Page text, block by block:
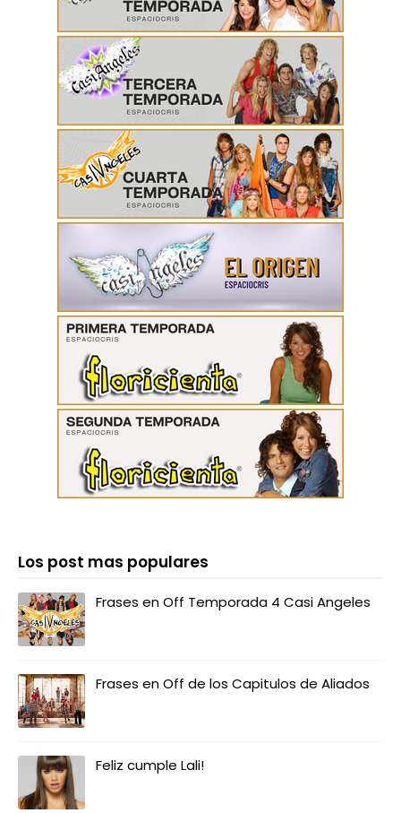
Los post mas populares
Frases en Off Temporada 4 Casi Angeles
Frases en Off de los Capitulos de Aliados
Feliz cumple Lali!